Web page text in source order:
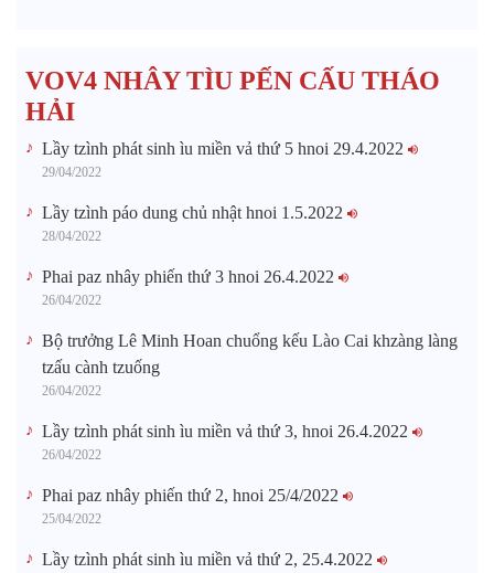
VOV4 NHÂY TÌU PẾN CẤU THÁO
HẢI
Lầy tzình phát sinh ìu miền vả thứ 5 hnoi 29.4.2022
29/04/2022
Lầy tzình páo dung chủ nhật hnoi 1.5.2022
28/04/2022
Phai paz nhây phiến thứ 3 hnoi 26.4.2022
26/04/2022
Bộ trưởng Lê Minh Hoan chuổng kếu Lào Cai khzàng làng
tzấu cành tzuống​
26/04/2022
Lầy tzình phát sinh ìu miền vả thứ 3, hnoi 26.4.2022
26/04/2022
Phai paz nhây phiến thứ 2, hnoi 25/4/2022
25/04/2022
Lầy tzình phát sinh ìu miền vả thứ 2, 25.4.2022